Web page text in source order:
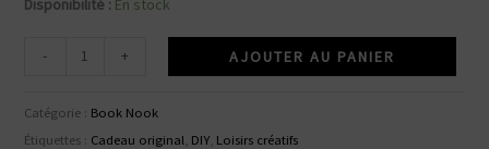
Disponibilité : En stock
-
Book
Nook
+ AJOUTER AU PANIER
Catégorie : Book Nook
Étiquettes : Cadeau original DIY, Loisirs créatifs